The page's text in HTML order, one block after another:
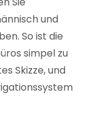
und
So ist die
simpel zu
Skizze, und